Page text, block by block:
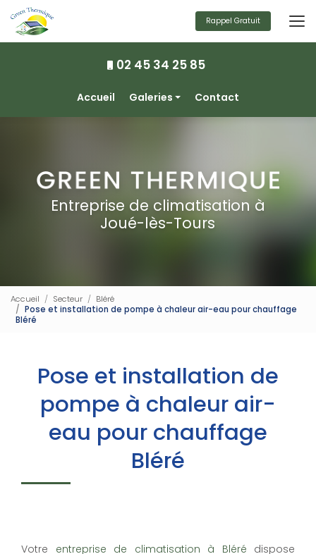
au
contenu
principal
02 45 34 25 85
Accueil
Galeries
Ventilation
Photovoltaïque
Contact
Rappel Gratuit
Entreprise de climatisation à
Joué-lès-Tours
Accueil Secteur
Bléré
Pose et installation de pompe à chaleur air-eau pour chauffage
Bléré
Pose et installation de
pompe à chaleur air-
eau pour chauffage
Bléré
Votre entreprise de climatisation à Bléré dispose